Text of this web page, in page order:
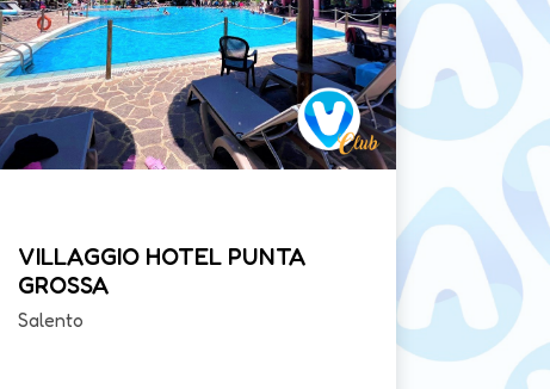
VILLAGGIO HOTEL PUNTA
GROSSA
Salento Gargano